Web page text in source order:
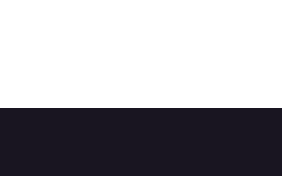
Получайте push-уведомления